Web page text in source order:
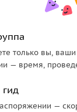
только вы,
— время,
—